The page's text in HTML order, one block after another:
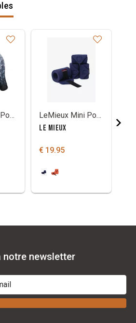
LeMieux Mini Pony Popcorn LeMieux Mini Pony bandages
LE MIEUX
€ 19.95
notre newsletter